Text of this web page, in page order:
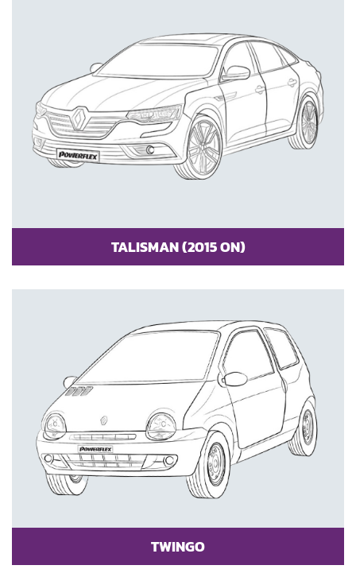
TALISMAN (2015 ON)
TWINGO